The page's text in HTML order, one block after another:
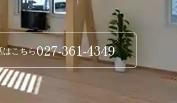
はこちら027-361-4349